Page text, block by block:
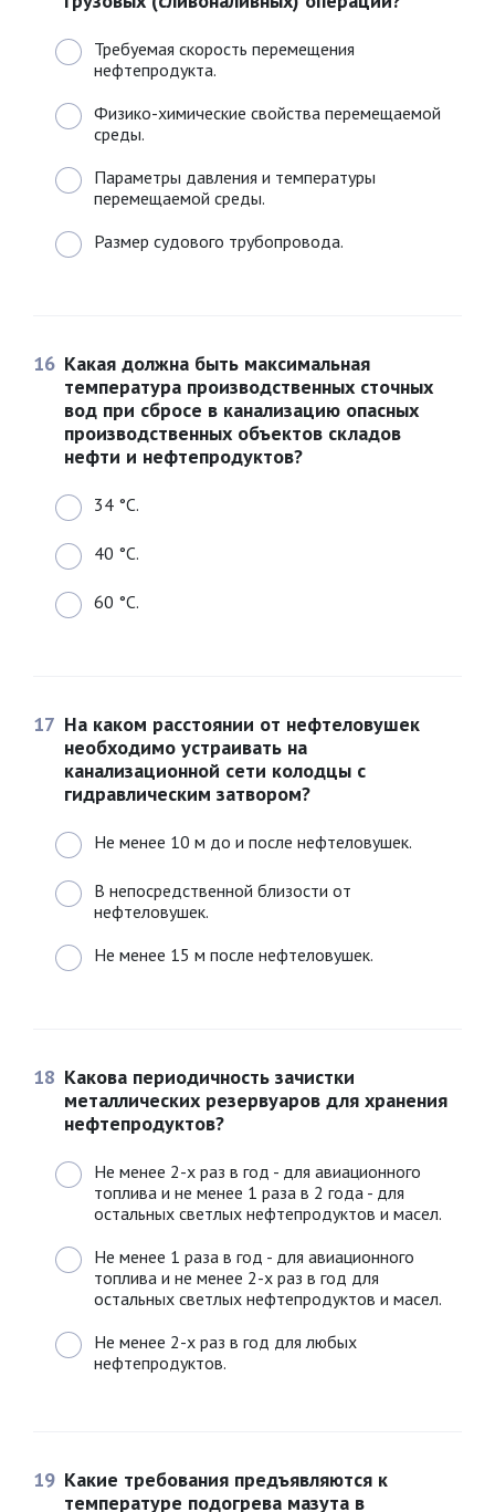
Требуемая скорость перемещения
нефтепродукта.
Физико-химические свойства перемещаемой
среды.
Параметры давления и температуры
перемещаемой среды.
Размер судового трубопровода.
16 Какая должна быть максимальная
температура производственных сточных
вод при сбросе в канализацию опасных
производственных объектов складов
нефти и нефтепродуктов?
34 °C.
40 °C.
60 °C.
17 На каком расстоянии от нефтеловушек
необходимо устраивать на
канализационной сети колодцы с
гидравлическим затвором?
Не менее 10 м до и после нефтеловушек.
В непосредственной близости от
нефтеловушек.
Не менее 15 м после нефтеловушек.
18 Какова периодичность зачистки
металлических резервуаров для хранения
нефтепродуктов?
Не менее 2-х раз в год - для авиационного
топлива и не менее 1 раза в 2 года - для
остальных светлых нефтепродуктов и масел.
Не менее 1 раза в год - для авиационного
топлива и не менее 2-х раз в год для
остальных светлых нефтепродуктов и масел.
Не менее 2-х раз в год для любых
нефтепродуктов.
19 Какие требования предъявляются к
температуре подогрева мазута в